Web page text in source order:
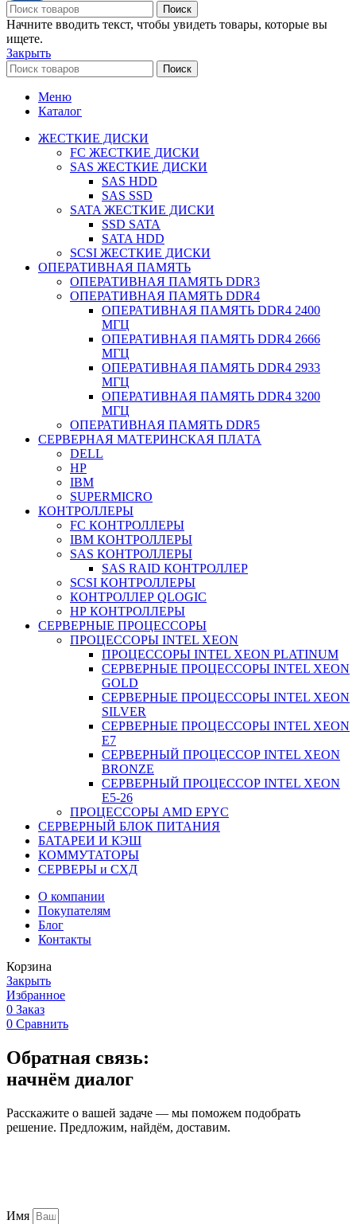
Поиск
Начните вводить текст, чтобы увидеть товары, которые вы
ищете.
Закрыть
Поиск
Меню
Каталог
ЖЕСТКИЕ ДИСКИ
FC ЖЕСТКИЕ ДИСКИ
SAS ЖЕСТКИЕ ДИСКИ
SAS HDD
SAS SSD
SATA ЖЕСТКИЕ ДИСКИ
SSD SATA
SATA HDD
SCSI ЖЕСТКИЕ ДИСКИ
ОПЕРАТИВНАЯ ПАМЯТЬ
ОПЕРАТИВНАЯ ПАМЯТЬ DDR3
ОПЕРАТИВНАЯ ПАМЯТЬ DDR4
ОПЕРАТИВНАЯ ПАМЯТЬ DDR4 2400
МГЦ
ОПЕРАТИВНАЯ ПАМЯТЬ DDR4 2666
МГЦ
ОПЕРАТИВНАЯ ПАМЯТЬ DDR4 2933
МГЦ
ОПЕРАТИВНАЯ ПАМЯТЬ DDR4 3200
МГЦ
ОПЕРАТИВНАЯ ПАМЯТЬ DDR5
СЕРВЕРНАЯ МАТЕРИНСКАЯ ПЛАТА
DELL
HP
IBM
SUPERMICRO
КОНТРОЛЛЕРЫ
FC КОНТРОЛЛЕРЫ
IBM КОНТРОЛЛЕРЫ
SAS КОНТРОЛЛЕРЫ
SAS RAID КОНТРОЛЛЕР
SCSI КОНТРОЛЛЕРЫ
КОНТРОЛЛЕР QLOGIC
НР КОНТРОЛЛЕРЫ
СЕРВЕРНЫЕ ПРОЦЕССОРЫ
ПРОЦЕССОРЫ INTEL XEON
ПРОЦЕССОРЫ INTEL XEON PLATINUM
СЕРВЕРНЫЕ ПРОЦЕССОРЫ INTEL XEON
GOLD
СЕРВЕРНЫЕ ПРОЦЕССОРЫ INTEL XEON
SILVER
СЕРВЕРНЫЕ ПРОЦЕССОРЫ INTEL XEON
Е7
СЕРВЕРНЫЙ ПРОЦЕССОР INTEL XEON
BRONZE
СЕРВЕРНЫЙ ПРОЦЕССОР INTEL XEON
Е5-26
ПРОЦЕССОРЫ AMD EPYC
СЕРВЕРНЫЙ БЛОК ПИТАНИЯ
БАТАРЕИ И КЭШ
КОММУТАТОРЫ
СЕРВЕРЫ и СХД
О компании
Покупателям
Блог
Контакты
Корзина
Закрыть
Избранное
0 Заказ
0 Сравнить
Обратная связь:
начнём диалог
Расскажите о вашей задаче — мы поможем подобрать
решение. Предложим, найдём, доставим.
Имя